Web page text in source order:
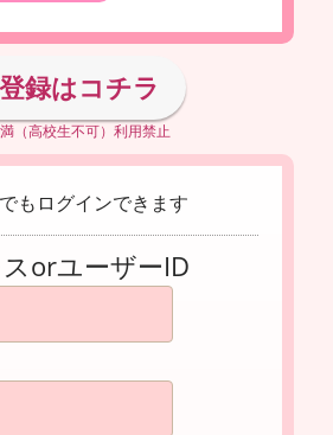
録はコチラ
（高校生不可）利用禁止
もログインできます
orユーザーID